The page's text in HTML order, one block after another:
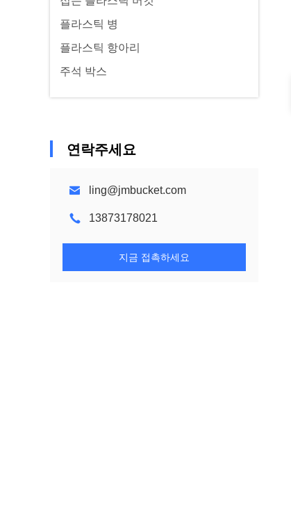
플라스틱 병
플라스틱 항아리
주석 박스
연락주세요
ling@jmbucket.com
13873178021
지금 접촉하세요